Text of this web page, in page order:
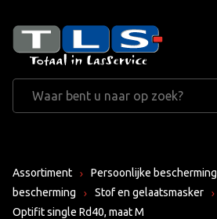
Assortiment Persoonlijke bescherming
bescherming
Stof en gelaatsmasker
Optifit single Rd40, maat M